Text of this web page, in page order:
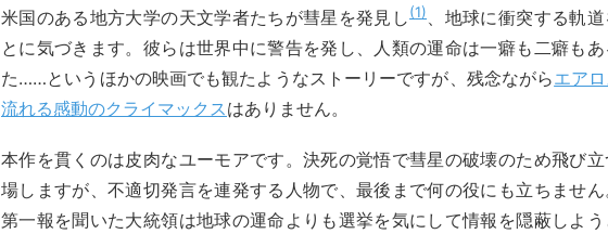
米国のある地方大学の天文学者たちが彗星を発見し 1 、地球に衝突する軌
とに気づきます。彼らは世界中に警告を発し、人類の運命は一癖も二癖も
た……というほかの映画でも観たようなストーリーですが、残念ながらエア
流れる感動のクライマックスはありません。
本作を貫くのは皮肉なユーモアです。決死の覚悟で彗星の破壊のため飛び
場しますが、不適切発言を連発する人物で、最後まで何の役にも立ちませ
第一報を聞いた大統領は地球の運命よりも選挙を気にして情報を隠蔽しよ